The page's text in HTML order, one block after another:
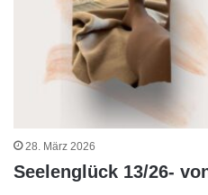
28. März 2026
Seelenglück 13/26-